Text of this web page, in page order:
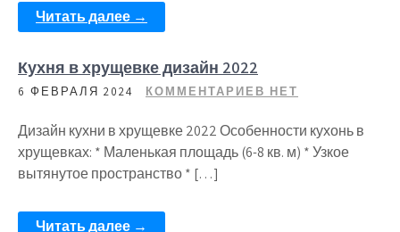
Читать далее →
Кухня в хрущевке дизайн 2022
6 ФЕВРАЛЯ 2024 КОММЕНТАРИЕВ НЕТ
Дизайн кухни в хрущевке 2022 Особенности кухонь в
хрущевках: * Маленькая площадь (6-8 кв. м) * Узкое
вытянутое пространство * […]
Читать далее →